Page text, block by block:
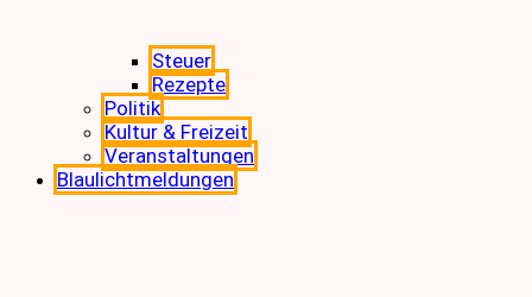
Steuer
Rezepte
Politik
Kultur & Freizeit
Veranstaltungen
Blaulichtmeldungen